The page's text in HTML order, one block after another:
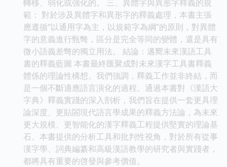
轉移、弱化或強化的。 三、異體字與異形字釋義的規
範： 對於涉及異體字和異形字的釋義處理，本書主張
應遵循“以通用字為主，以規範字為綱”的原則，對異體
字的意義進行甄彆，區分是完全等同的變體，還是具有
微小語義差彆的獨立用法。 結論：邁嚮未來漢語工具
書的釋義藍圖 本書最終匯聚成對未來漢字工具書釋義
體係的理論性構想。我們強調，釋義工作並非終結，而
是一個不斷適應語言演化的過程。通過本書對《漢語大
字典》釋義實踐的深入剖析，我們旨在提供一套更具理
論深度、更貼閤現代語言學成果的釋義方法論，為未來
更大規模、更智能化的漢字釋義工程提供堅實的理論基
石。本書提供的分析工具和批判性視角，對於所有從事
漢字學、詞典編纂和高級漢語教學的研究者與實踐者，
都將具有重要的啓發與參考價值。